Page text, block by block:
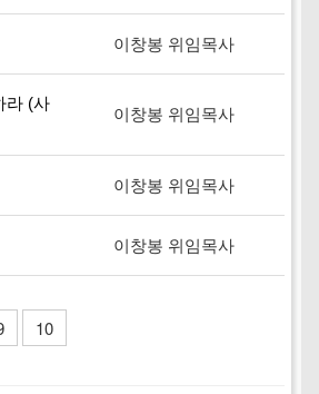
이창봉 위임목사
라 (사
이창봉 위임목사
이창봉 위임목사
이창봉 위임목사
10